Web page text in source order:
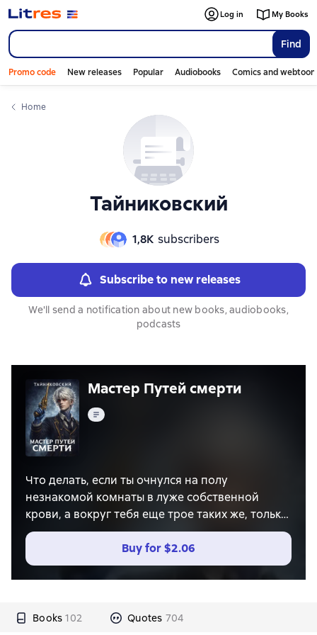
Find
Log in My Books
Promo code New releases Popular Audiobooks Comics and
Home
Тайниковский
1,8К subscribers
Subscribe to new releases
We'll send a notification about new books, audiobooks,
podcasts
Мастер Путей смерти
Text
Что делать, если ты очнулся на полу
незнакомой комнаты в луже собственной
крови, а вокруг тебя еще трое таких же, только
мертвых? Правильно – не унывать.
Так и поступил главный герой книги “Мастер
Путей смерти”, став тем, кого в мире, в
– людьми, обладающими невероятными
Buy for$2.06
Books 102 Quotes 704
Слайдер с книгами
Слайдер с книгами